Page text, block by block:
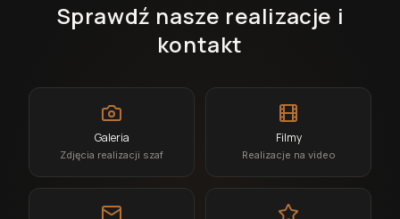
Sprawdź nasze realizacje i
kontakt
Galeria
Zdjęcia realizacji szaf
Filmy
Realizacje na video